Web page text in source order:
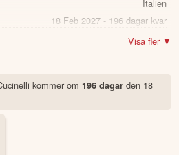
Italien
18 Feb 2027 - 196 dagar kvar
1.03%
Visa fler ▼
kommer om 196 dagarden 18